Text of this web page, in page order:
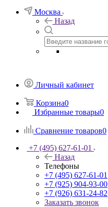
Москва
Назад
Личный кабинет
Корзина0
Избранные товары0
Сравнение товаров0
+7 (495) 627-61-01
Назад
Телефоны
+7 (495) 627-61-01
+7 (925) 904-93-00
+7 (926) 631-24-82
Заказать звонок